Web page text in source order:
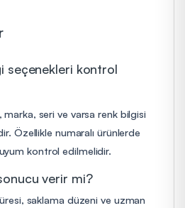
seçenekleri kontrol
marka, seri ve varsa renk bilgisi
Özellikle numaralı ürünlerde
kontrol edilmelidir.
verir mi?
saklama düzeni ve uzman